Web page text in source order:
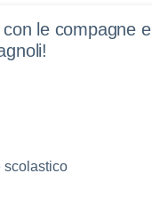
le compagne e
scolastico